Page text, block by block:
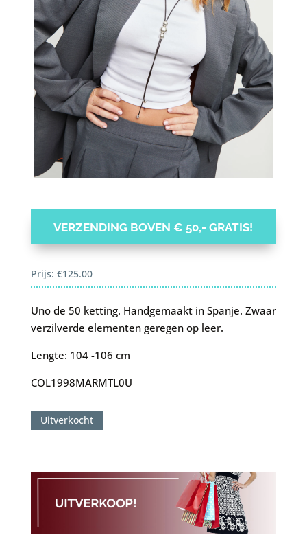
VERZENDING BOVEN € 50,- GRATIS!
Prijs: €125.00
Uno de 50 ketting. Handgemaakt in Spanje. Zwaar
verzilverde elementen geregen op leer.
Lengte: 104 -106 cm
COL1998MARMTL0U
Uitverkocht